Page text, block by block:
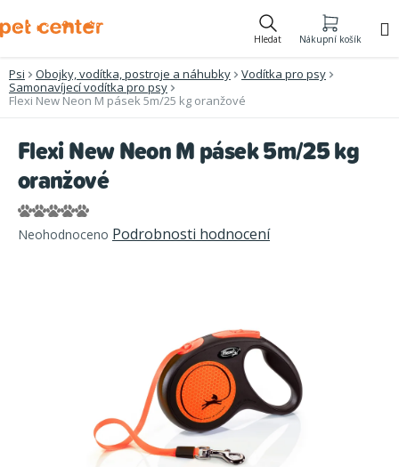
na
Hledat Nákupní košík
Psi Obojky, vodítka, postroje a náhubky
Vodítka pro psy
Samonavíjecí vodítka pro psy
Flexi New Neon M pásek 5m/25 kg oranžové
Flexi New Neon M pásek 5m/25 kg
oranžové
Průměrné
hodnocení
Neohodnoceno Podrobnosti hodnocení